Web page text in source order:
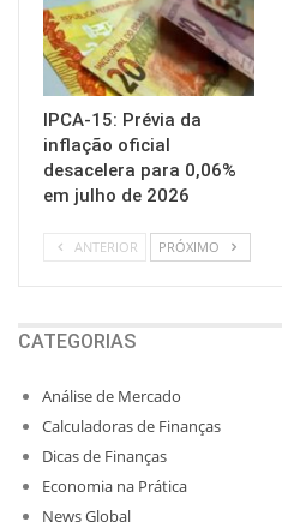
IPCA-15: Prévia da
inflação oficial
desacelera para 0,06%
em julho de 2026
ANTERIOR PRÓXIMO
CATEGORIAS
Análise de Mercado
Calculadoras de Finanças
Dicas de Finanças
Economia na Prática
News Global